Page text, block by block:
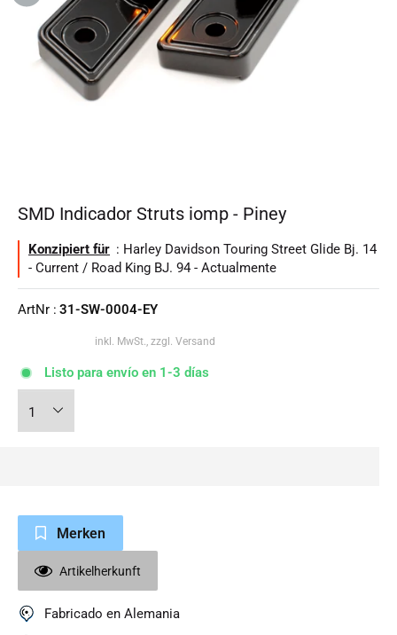
SMD Indicador Struts iomp - Piney
Konzipiert für : Harley Davidson Touring Street Glide Bj. 14
- Current / Road King BJ. 94 - Actualmente
ArtNr : 31-SW-0004-EY
inkl. MwSt., zzgl. Versand
Listo para envío en 1-3 días
Merken
Artikelherkunft
Fabricado en Alemania